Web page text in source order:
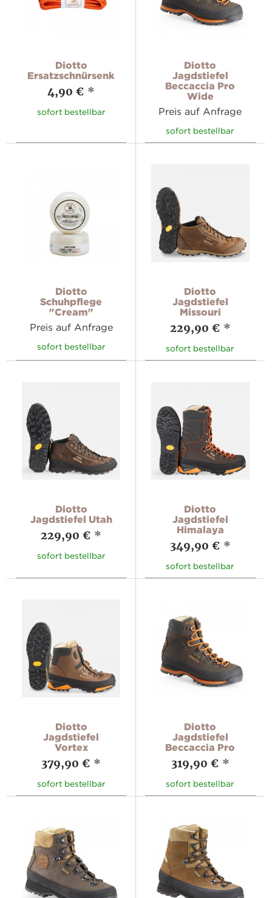
Diotto
Ersatzschnürsenkel
4,90 € *
sofort bestellbar
Diotto
Jagdstiefel
Beccaccia Pro
Wide
Preis auf Anfrage
sofort bestellbar
Diotto
Schuhpflege
"Cream"
Preis auf Anfrage
sofort bestellbar
Diotto
Jagdstiefel
Missouri
229,90 € *
sofort bestellbar
Diotto
Jagdstiefel Utah
229,90 € *
sofort bestellbar
Diotto
Jagdstiefel
Himalaya
349,90 € *
sofort bestellbar
Diotto
Jagdstiefel
Vortex
379,90 € *
sofort bestellbar
Diotto
Jagdstiefel
Beccaccia Pro
319,90 € *
sofort bestellbar